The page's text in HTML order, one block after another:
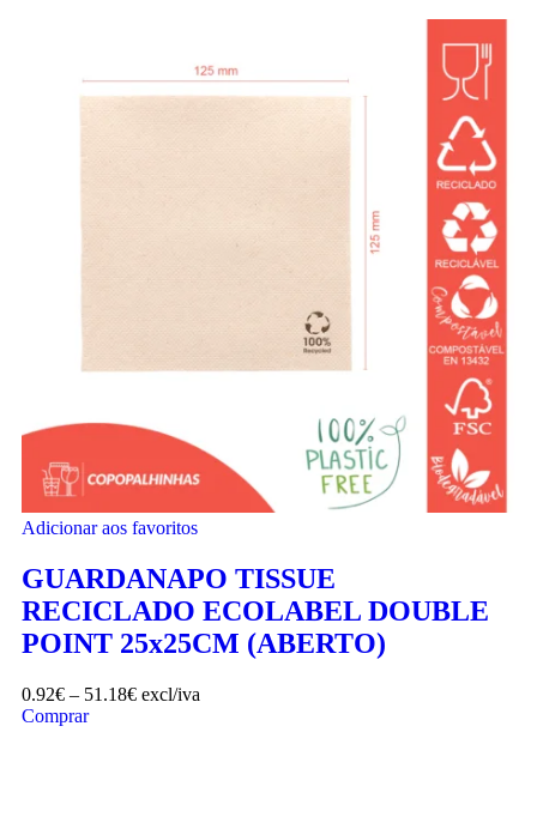
Adicionar aos favoritos
GUARDANAPO TISSUE
RECICLADO ECOLABEL DOUBLE
POINT 25x25CM (ABERTO)
0.92€ – 51.18€ excl/iva
Comprar